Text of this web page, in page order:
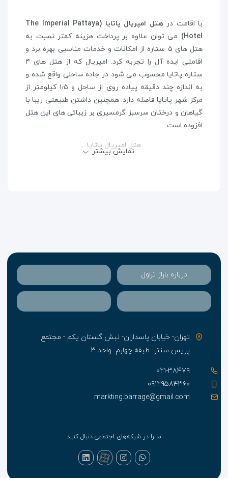
با اقامت در
هتل امپریال پاتایا (The Imperial Pattaya
Hotel)
می توان علاوه بر پرداخت هزینه کمتر نسبت به
هتل های ۵ ستاره از امکانات و خدمات مناسبی بهره برد و
اقامتی ایده آل را تجربه کرد. امپریال که از هتل های ۴
ستاره پاتایا محسوب می شود در جاده ساحلی واقع شده و
به اندازه چند دقیقه پیاده روی از ساحل و ۱٫۵ کیلومتر از
مرکز شهر پاتایا فاصله دارد. همچنین داشتن طبیعتی زیبا با
گیاهان و درختان سرسبز گرمسیری بر زیبائی های این هتل
افزوده است.
هتل امپریال پاتایا
ترتیب باید مسافتی حدود ۱۲۰ و ۴۳ کیلومتری را طی کنند.
هتل های ۴ ستاره تایلند
هتل امپریال به عنوان یکی از بهترینهتل های پاتایابا
اجرائی، دلوکس اجرائی، سوئیت خانوادگی و سوئیت
پرزیدنتال می باشد که به سبک تایلندی دکور شده اند و با
های پانورامای دریا و خط افق لذت ببرند. دسترسی به
است. حمام اختصاصی با وان و دوش در دسترس است و
گاوصندوقی به منظور حفاظت از اشیای گرانبهای مهمانان
تدارک دیده شده است. لوازم بهداشتی، سشوار، بطری آب،
نمایش بیشتر
درباره باراژ تراول
تهران- خیابان پاسداران- نبش گلستان یکم - مجتمع
پریس سنتر- طبقه چهارم- واحد ۳
۰۲۱-۳۸۴۷۹
۰۹۱۲۹۵۸۴۳۶۰
markting.barrage@gmail.com
ما را در شبکه‌های اجتماعی دنبال کنید